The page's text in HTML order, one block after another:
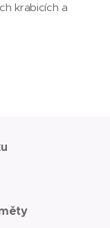
krabicích a